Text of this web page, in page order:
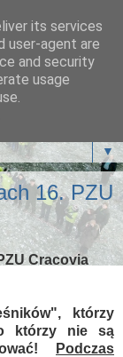
i działa
▼
16. PZU
Cracovia
którzy
którzy nie są
Podczas
its services
user-agent are
and security
usage